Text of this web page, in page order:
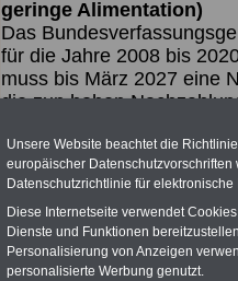
geringe Alimentation)
Das
für die Jahre 2008 bis
muss bis März 2027 eine
die zun hohen
geben (Medienberichten
mind.3.000 und 13.000
hierzu eine Broschüre
des Gesetzentwurfs der
Quartal.2026 >>>
zur
Unsere Website beachtet die
europäischer
Datenschutzrichtlinie für
Diese Internetseite verwendet
Dienste und Funktionen
Personalisierung von Anzeigen
personalisierte Werbung genutzt.